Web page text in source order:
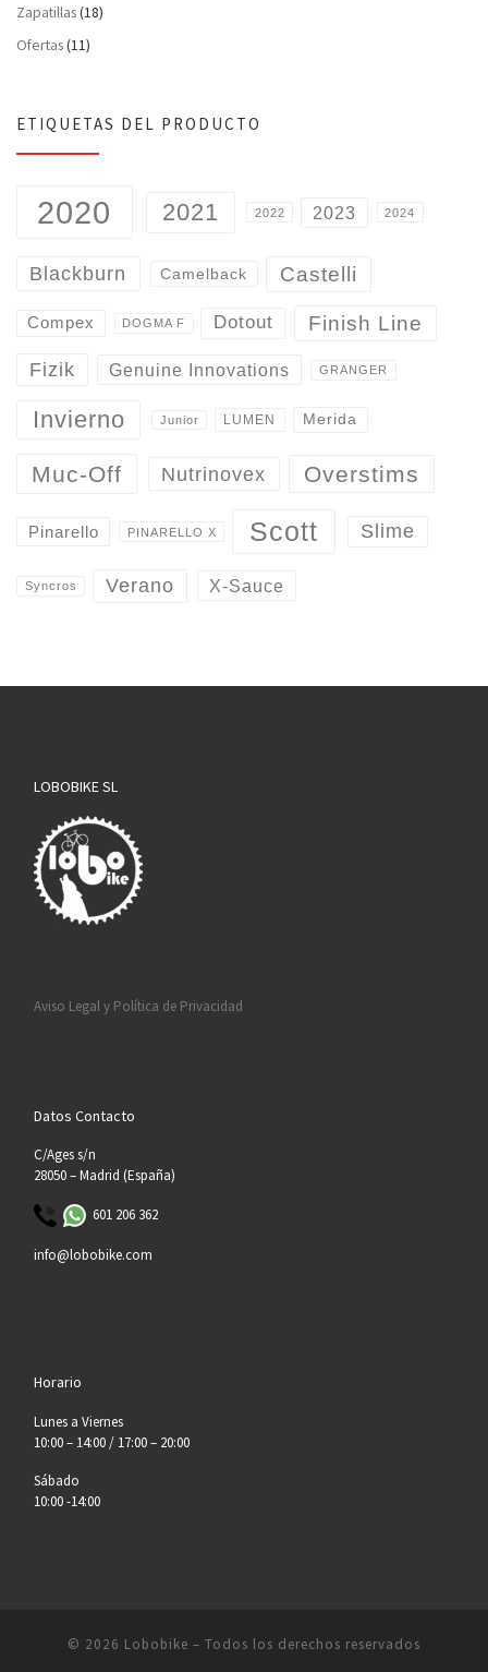
Zapatillas(18)
Ofertas(11)
ETIQUETAS DEL PRODUCTO
2020 2021 2022 2023 2024
Blackburn Camelback Castelli
Compex DOGMA F Dotout Finish Line
Fizik Genuine Innovations GRANGER
Invierno Junior LUMEN Merida
Muc-Off Nutrinovex Overstims
Pinarello PINARELLO X Scott Slime
Syncros Verano X-Sauce
LOBOBIKE SL
Aviso Legal y Política de Privacidad
Datos Contacto
C/Ages s/n
28050 – Madrid (España)
601 206 362
info@lobobike.com
Horario
Lunes a Viernes
10:00 – 14:00 / 17:00 – 20:00
Sábado
10:00 -14:00
© 2026 Lobobike – Todos los derechos reservados